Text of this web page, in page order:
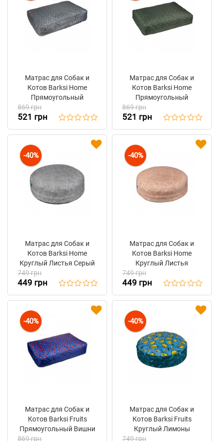
Матрас для Собак и
Котов Barksi Home
Прямоугольный
Геометрия Серый
869 грн
521 грн
Матрас для Собак и
Котов Barksi Home
Прямоугольный
Геометрия Зелёный
869 грн
521 грн
-40%
Матрас для Собак и
Котов Barksi Home
Круглый Листья Серый
749 грн
449 грн
-40%
Матрас для Собак и
Котов Barksi Home
Круглый Листья
749 грн
449 грн
-40%
Матрас для Собак и
Котов Barksi Fruits
Прямоугольный Вишни
869 грн
-40%
Матрас для Собак и
Котов Barksi Fruits
Круглый Лимоны
749 грн